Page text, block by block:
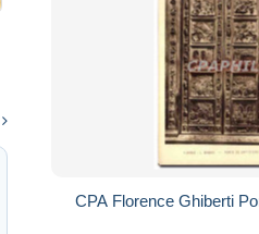
CPA Florence Ghiberti